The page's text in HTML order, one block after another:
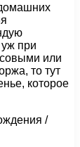
уж при
или
то тут
которое
/